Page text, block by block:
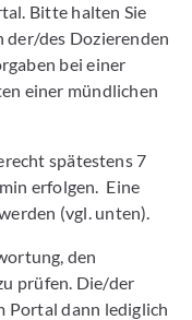
Bitte halten Sie
der/des Dozierenden
bei einer
einer mündlichen
spätestens 7
erfolgen. Eine
(vgl. unten).
den
prüfen. Die/der
Portal dann lediglich